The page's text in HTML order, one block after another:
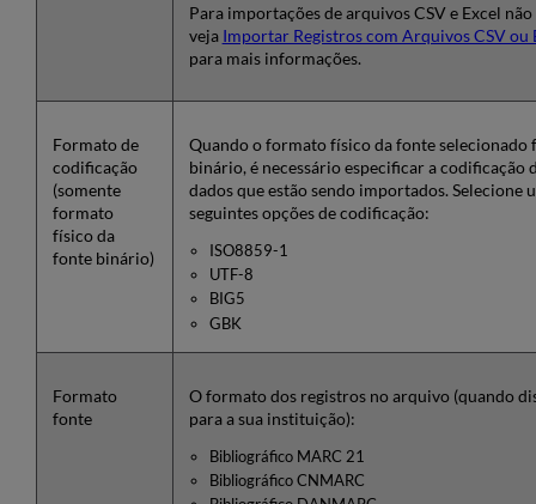
Para importações de arquivos CSV e Excel
veja Importar Registros com Arquivos CSV ou
para mais informações.
Formato de
codificação
(somente
formato
físico da
fonte binário)
Quando o formato físico da fonte selecionado
binário, é necessário especificar a codificação
dados que estão sendo importados. Selecione
seguintes opções de codificação:
ISO8859-1
UTF-8
BIG5
GBK
Formato
fonte
O formato dos registros no arquivo (quando
para a sua instituição):
Bibliográfico MARC 21
Bibliográfico CNMARC